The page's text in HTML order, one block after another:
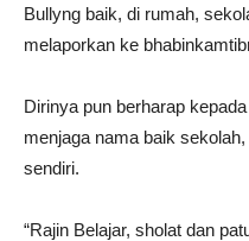
Bullyng baik, di rumah,
melaporkan ke
Dirinya pun berharap
menjaga nama baik
sendiri.
“Rajin Belajar, sholat dan